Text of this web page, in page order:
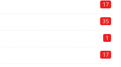
17
35
1
17